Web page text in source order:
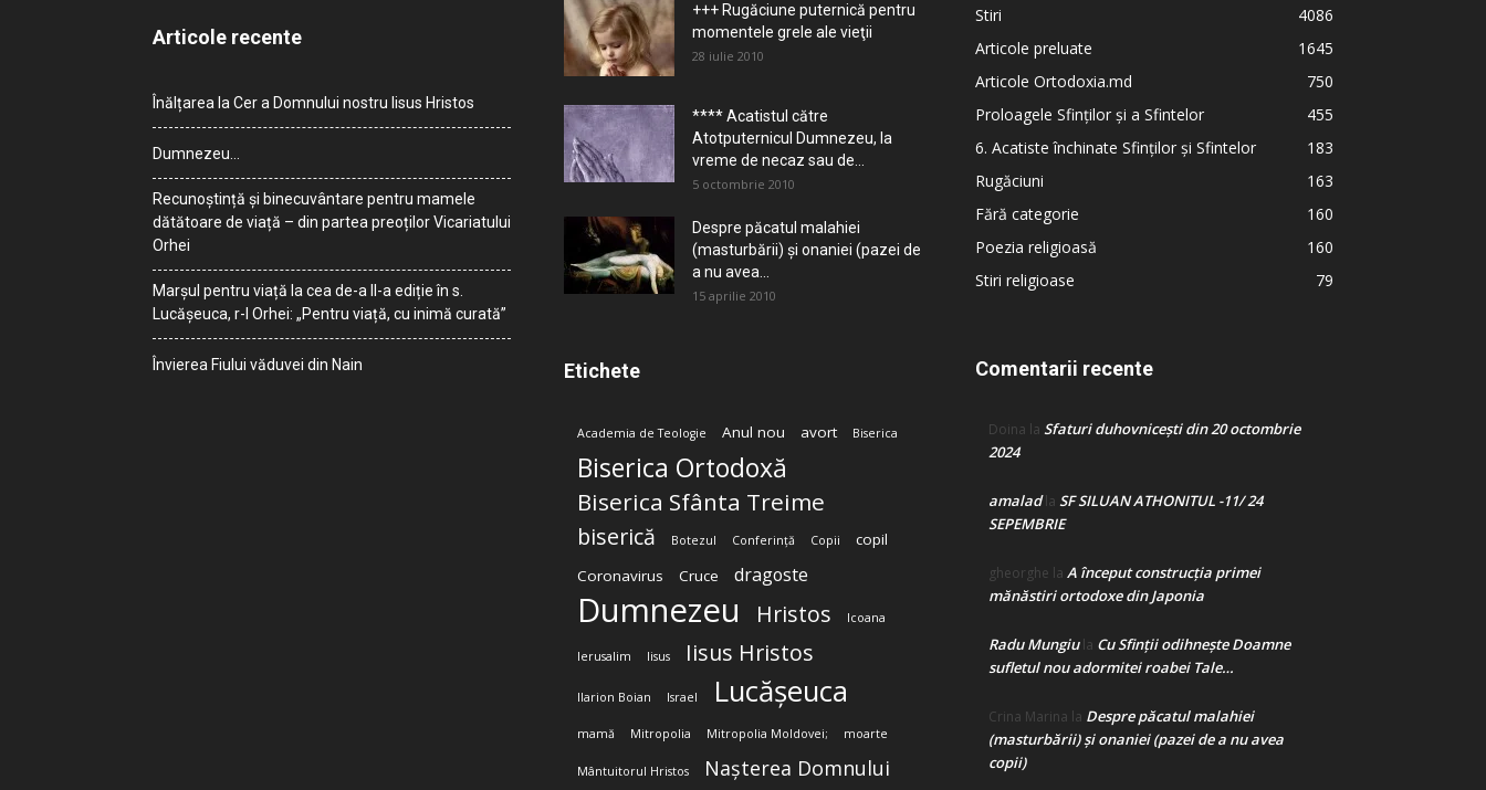
Articole recente
Înălțarea la Cer a Domnului nostru Iisus Hristos
Dumnezeu…
Recunoștință și binecuvântare pentru mamele
dătătoare de viață – din partea preoților Vicariatului
Orhei
Marșul pentru viață la cea de-a II-a ediție în s.
Lucășeuca, r-l Orhei: „Pentru viață, cu inimă curată”
Învierea Fiului văduvei din Nain
+++ Rugăciune puternică pentru
momentele grele ale vieţii
28 iulie 2010
**** Acatistul către
Atotputernicul Dumnezeu, la
vreme de necaz sau de...
5 octombrie 2010
Despre păcatul malahiei
(masturbării) şi onaniei (pazei de
a nu avea...
15 aprilie 2010
Etichete
Academia de Teologie Anul nou avort Biserica
Biserica Ortodoxă
Biserica Sfânta Treime
biserică Botezul Conferință Copii
copil
Coronavirus
Cruce dragoste
Dumnezeu Hristos Icoana
Ierusalim Iisus Iisus Hristos
Ilarion Boian Israel Lucășeuca
mamă Mitropolia Mitropolia Moldovei; moarte
Mântuitorul Hristos Nașterea Domnului
Stiri
4086
Articole preluate
1645
Articole Ortodoxia.md
750
Proloagele Sfinților și a Sfintelor
455
6. Acatiste închinate Sfinților și Sfintelor
183
Rugăciuni
163
Fără categorie
160
Poezia religioasă
160
Stiri religioase
79
Comentarii recente
Doina la Sfaturi duhovnicești din 20 octombrie
2024
amaladla SF SILUAN ATHONITUL -11/ 24
SEPEMBRIE
gheorghe la A început construcţia primei
mănăstiri ortodoxe din Japonia
Radu Mungiula Cu Sfinții odihnește Doamne
sufletul nou adormitei roabei Tale…
Crina Marina la Despre păcatul malahiei
(masturbării) şi onaniei (pazei de a nu avea
copii)